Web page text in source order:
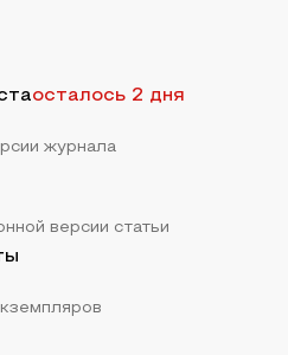
осталось 2 дня
журнала
версии статьи